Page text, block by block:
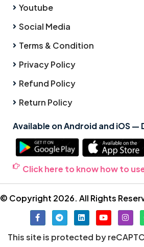
Youtube
Social Media
Terms & Condition
Privacy Policy
Refund Policy
Return Policy
Available on Android and iOS —
Click here to know how to
© Copyright 2026. All Rights
This site is protected by